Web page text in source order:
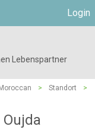
Login
Lebenspartner
Moroccan > Standort
>